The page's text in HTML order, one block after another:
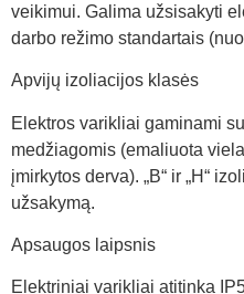
veikimui. Galima užsisakyti
darbo režimo standartais
Apvijų izoliacijos klasės
Elektros varikliai gaminami
medžiagomis (emaliuota
įmirkytos derva). „B“ ir „H“
užsakymą.
Apsaugos laipsnis
Elektriniai varikliai atitinka